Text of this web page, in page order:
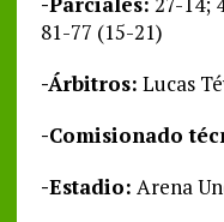
81-77 (15-21)
-Árbitros: Lucas
-Comisionado
-Estadio: Arena